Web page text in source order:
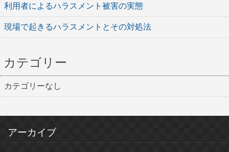
利用者によるハラスメント被害の実態
現場で起きるハラスメントとその対処法
カテゴリー
カテゴリーなし
アーカイブ